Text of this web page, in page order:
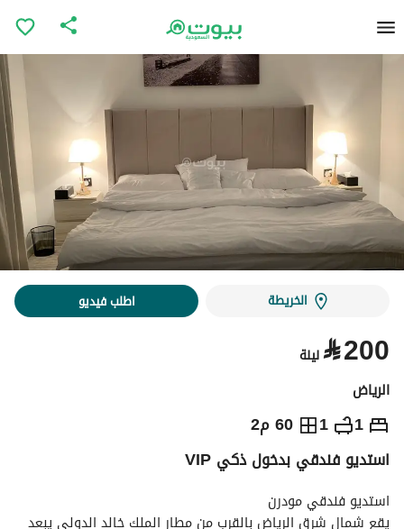
الخريطة اطلب فيديو
⃁200 ليلة
الرياض
1
1 60 م2 ⃁
200 يومياً
السياحة الاماكن القريبة
استديو فندقي بدخول ذكي VIP
استديو فندقي مودرن